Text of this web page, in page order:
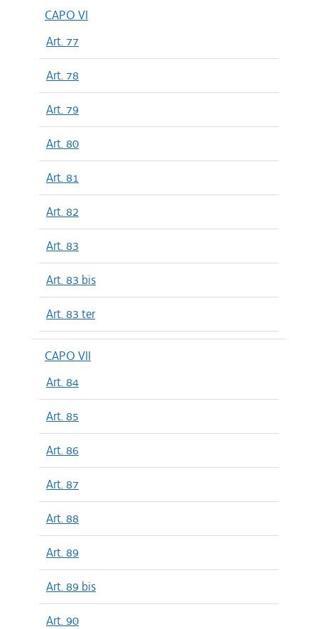
CAPO VI
Art. 77
Art. 78
Art. 79
Art. 80
Art. 81
Art. 82
Art. 83
Art. 83 bis
Art. 83 ter
CAPO VII
Art. 84
Art. 85
Art. 86
Art. 87
Art. 88
Art. 89
Art. 89 bis
Art. 90